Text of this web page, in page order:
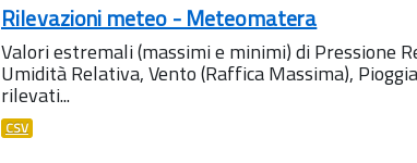
Rilevazioni meteo - Meteomatera
Valori estremali (massimi e minimi) di Pressione
Umidità Relativa, Vento (Raffica Massima),
rilevati...
CSV